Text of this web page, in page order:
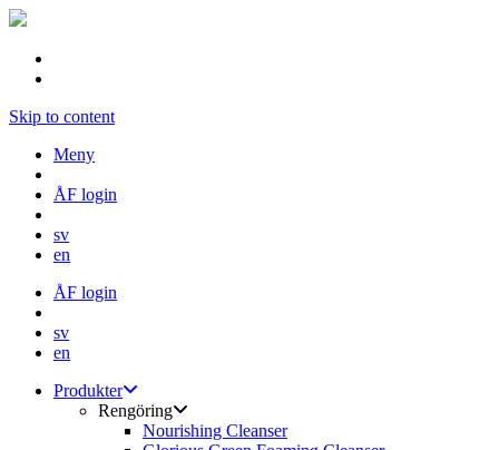
Skip to content
Meny
ÅF login
sv
en
ÅF login
sv
en
Produkter
Rengöring
Nourishing Cleanser